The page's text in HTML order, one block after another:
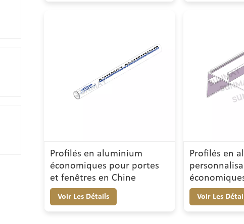
Profilés en aluminium
économiques pour portes
et fenêtres en Chine
Voir Les Détails
Profilés en
Voir Les